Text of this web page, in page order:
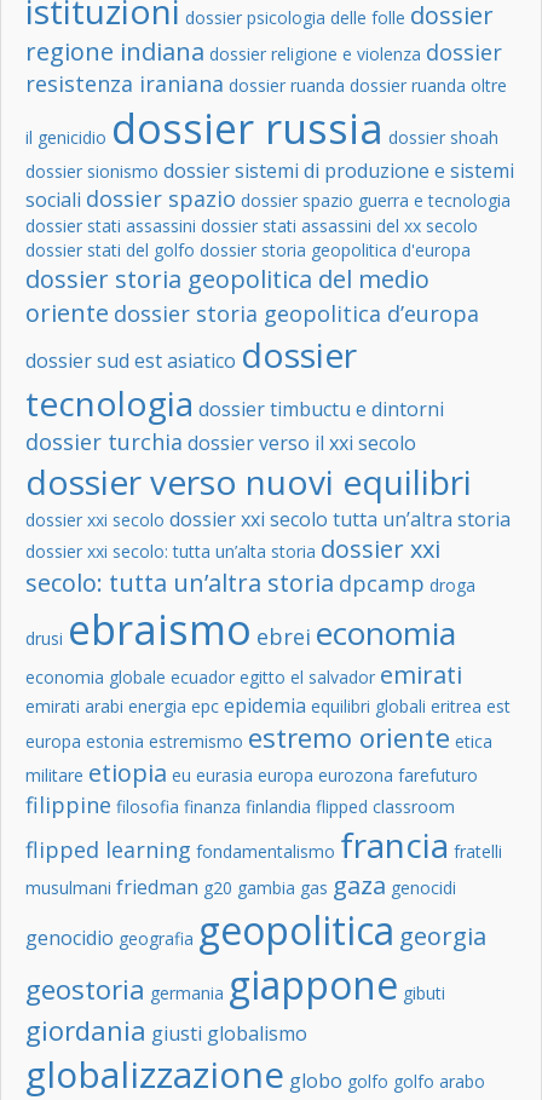
istituzioni dossier psicologia delle folle dossier
regione indiana dossier religione e violenza dossier
resistenza iraniana dossier ruanda dossier ruanda oltre
il genicidio dossier russia dossier shoah
dossier sionismo dossier sistemi di produzione e sistemi
sociali dossier spazio dossier spazio guerra e tecnologia
dossier stati assassini dossier stati assassini del xx secolo
dossier stati del golfo dossier storia geopolitica d'europa
dossier storia geopolitica del medio
oriente dossier storia geopolitica d’europa
dossier sud est asiatico dossier
tecnologia dossier timbuctu e dintorni
dossier turchia dossier verso il xxi secolo
dossier verso nuovi equilibri
dossier xxi secolo dossier xxi secolo tutta un’altra storia
dossier xxi secolo: tutta un’alta storia dossier xxi
secolo: tutta un’altra storia dpcamp droga
drusi ebraismo ebrei economia
economia globale ecuador egitto el salvador emirati
emirati arabi energia epc epidemia equilibri globali eritrea est
europa estonia estremismo estremo oriente etica
militare etiopia eu eurasia europa eurozona farefuturo
filippine filosofia finanza finlandia flipped classroom
flipped learning fondamentalismo francia fratelli
musulmani friedman g20 gambia gas gaza genocidi
genocidio geografia geopolitica georgia
geostoria germania giappone gibuti
giordania giusti globalismo
globalizzazione globo golfo golfo arabo